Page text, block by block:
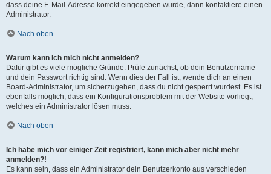
dass deine E-Mail-Adresse korrekt eingegeben wurde, dann kontaktiere einen
Administrator.
Nach oben
Warum kann ich mich nicht anmelden?
Dafür gibt es viele mögliche Gründe. Prüfe zunächst, ob dein Benutzername
und dein Passwort richtig sind. Wenn dies der Fall ist, wende dich an einen
Board-Administrator, um sicherzugehen, dass du nicht gesperrt wurdest. Es ist
ebenfalls möglich, dass ein Konfigurationsproblem mit der Website vorliegt,
welches ein Administrator lösen muss.
Nach oben
Ich habe mich vor einiger Zeit registriert, kann mich aber nicht mehr
anmelden?!
Es kann sein, dass ein Administrator dein Benutzerkonto aus verschieden